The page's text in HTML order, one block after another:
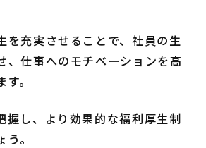
を充実させることで、社員の生
、仕事へのモチベーションを高
。
握し、より効果的な福利厚生制
。